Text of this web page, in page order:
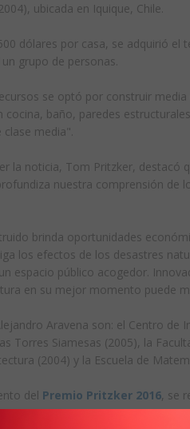
ubicada en Iquique, Chile.
dólares por casa, se adquirió el
grupo de personas.
se optó por construir media
cocina, baño, paredes
media".
la noticia, Tom Pritzker, destacó
nuestra comprensión de
brinda oportunidades
los efectos de los desastres
espacio público acogedor.
en su mejor momento puede
Aravena son: el Centro de
Torres Siamesas (2005), la
(2004) y la Escuela de
del Premio Pritzker 2016, se